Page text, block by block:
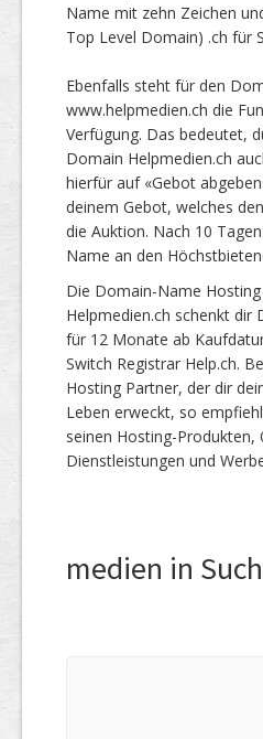
Name mit zehn Zeichen
Top Level Domain) .ch für
Ebenfalls steht für den
www.helpmedien.ch die
Verfügung. Das bedeutet,
Domain Helpmedien.ch
hierfür auf «Gebot
deinem Gebot, welches
die Auktion. Nach 10
Name an den
Die Domain-Name
Helpmedien.ch schenkt dir
für 12 Monate ab
Switch Registrar Help.ch.
Hosting Partner, der dir
Leben erweckt, so
seinen Hosting-Produkten,
Dienstleistungen und
medien in